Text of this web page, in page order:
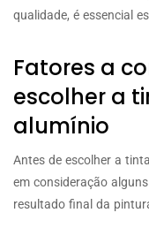
qualidade, é essencial
Fatores a
escolher a
alumínio
Antes de escolher a
em consideração
resultado final da